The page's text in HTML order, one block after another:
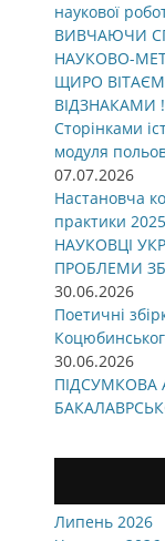
наукової
ВИВЧАЮЧИ
НАУКОВО-
ЩИРО
ВІДЗНАКАМИ !
Сторінками
модуля
07.07.2026
Настановча
практики
НАУКОВЦІ
ПРОБЛЕМИ
30.06.2026
Поетичні
30.06.2026
ПІДСУМКОВА
Липень 2026